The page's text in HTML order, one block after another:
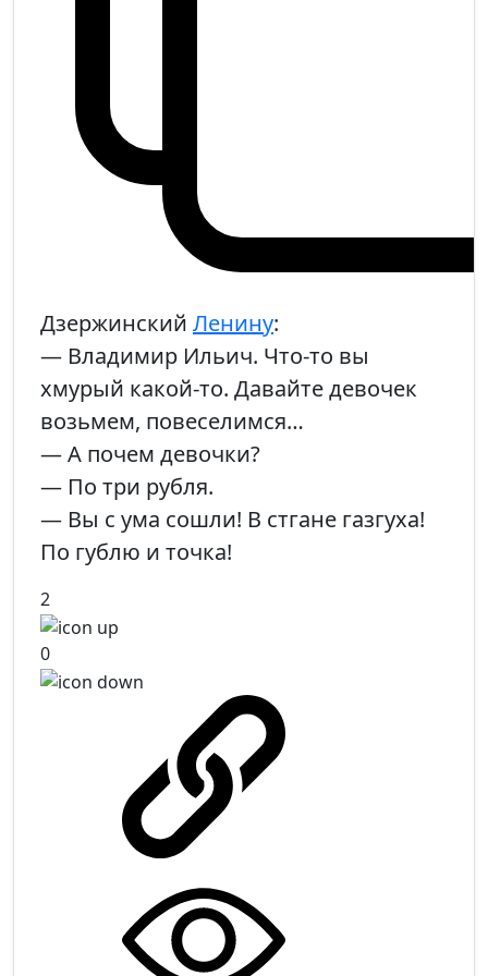
Дзержинский Ленину:
— Владимир Ильич. Что-то вы
хмурый какой-то. Давайте девочек
возьмем, повеселимся…
— А почем девочки?
— По три рубля.
— Вы с ума сошли! В стгане газгуха!
По гублю и точка!
2
0